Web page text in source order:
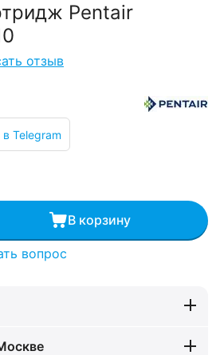
Pentair
отзыв
Telegram
В корзину
вопрос